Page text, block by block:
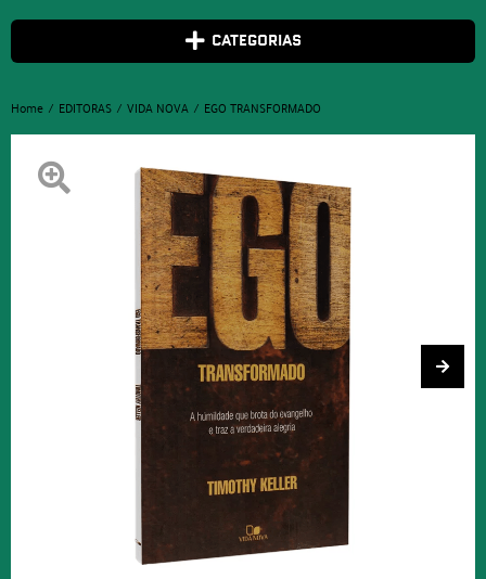
CATEGORIAS
Home EDITORAS VIDA NOVA EGO TRANSFORMADO